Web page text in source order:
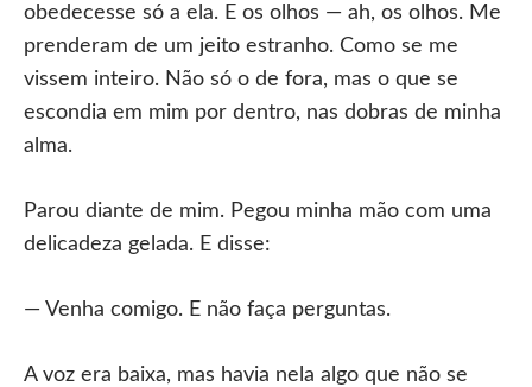
obedecesse só a ela. E os olhos — ah, os olhos. Me
prenderam de um jeito estranho. Como se me
vissem inteiro. Não só o de fora, mas o que se
escondia em mim por dentro, nas dobras de minha
alma.
Parou diante de mim. Pegou minha mão com uma
delicadeza gelada. E disse:
— Venha comigo. E não faça perguntas.
A voz era baixa, mas havia nela algo que não se